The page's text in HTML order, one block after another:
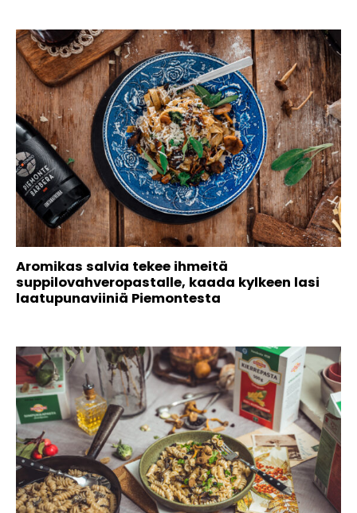
Aromikas salvia tekee ihmeitä
suppilovahveropastalle, kaada kylkeen lasi
laatupunaviiniä Piemontesta